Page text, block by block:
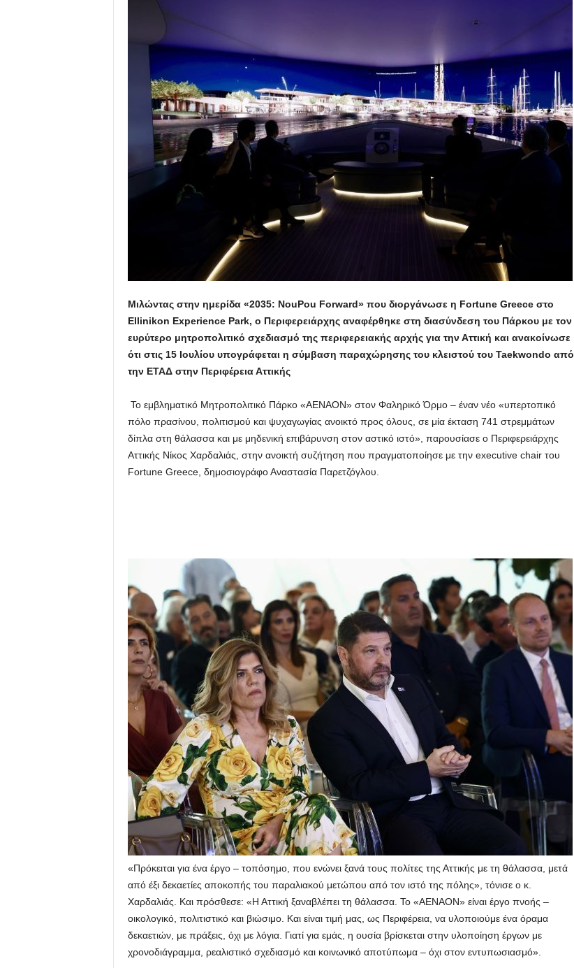
Μιλώντας στην ημερίδα «2035: NouPou Forward» που διοργάνωσε η Fortune Greece στο
Ellinikon Experience Park, ο Περιφερειάρχης αναφέρθηκε στη διασύνδεση του Πάρκου με τον
ευρύτερο μητροπολιτικό σχεδιασμό της περιφερειακής αρχής για την Αττική και ανακοίνωσε
ότι στις 15 Ιουλίου υπογράφεται η σύμβαση παραχώρησης του κλειστού του Taekwondo από
την ΕΤΑΔ στην Περιφέρεια Αττικής
Το εμβληματικό Μητροπολιτικό Πάρκο «ΑΕΝΑΟΝ» στον Φαληρικό Όρμο – έναν νέο «υπερτοπικό
πόλο πρασίνου, πολιτισμού και ψυχαγωγίας ανοικτό προς όλους, σε μία έκταση 741 στρεμμάτων
δίπλα στη θάλασσα και με μηδενική επιβάρυνση στον αστικό ιστό», παρουσίασε ο Περιφερειάρχης
Αττικής Νίκος Χαρδαλιάς, στην ανοικτή συζήτηση που πραγματοποίησε με την executive chair του
Fortune Greece, δημοσιογράφο Αναστασία Παρετζόγλου.
«Πρόκειται για ένα έργο – τοπόσημο, που ενώνει ξανά τους πολίτες της Αττικής με τη θάλασσα, μετά
από έξι δεκαετίες αποκοπής του παραλιακού μετώπου από τον ιστό της πόλης», τόνισε ο κ.
Χαρδαλιάς. Και πρόσθεσε: «Η Αττική ξαναβλέπει τη θάλασσα. Το «ΑΕΝΑΟΝ» είναι έργο πνοής –
οικολογικό, πολιτιστικό και βιώσιμο. Και είναι τιμή μας, ως Περιφέρεια, να υλοποιούμε ένα όραμα
δεκαετιών, με πράξεις, όχι με λόγια. Γιατί για εμάς, η ουσία βρίσκεται στην υλοποίηση έργων με
χρονοδιάγραμμα, ρεαλιστικό σχεδιασμό και κοινωνικό αποτύπωμα – όχι στον εντυπωσιασμό».